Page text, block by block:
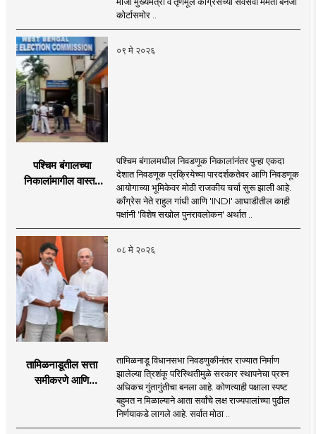
कोर्टासमोर ..
०९ मे २०२६
पश्चिम बंगालच्या
निकालांमागील वास्तव
पश्चिम बंगालमधील निवडणूक निकालांनंतर पुन्हा एकदा
देशात निवडणूक प्रक्रियेच्या पारदर्शकतेवर आणि निवडणूक
आयोगाच्या भूमिकेवर मोठी राजकीय चर्चा सुरू झाली आहे.
काँग्रेस नेते राहुल गांधी आणि 'INDI' आघाडीतील काही
पक्षांनी 'विशेष सखोल पुनरावलोकन' अर्थात ..
०८ मे २०२६
तामिळनाडूतील सत्ता
समीकरणे आणि
स्थापनेचा पेच आणि
तामिळनाडू विधानसभा निवडणुकीनंतर राज्यात निर्माण
झालेल्या त्रिशंकू परिस्थितीमुळे सरकार स्थापनेचा प्रश्न
अधिकच गुंतागुंतीचा बनला आहे. कोणत्याही पक्षाला स्पष्ट
बहुमत न मिळाल्याने आता सर्वांचे लक्ष राज्यपालांच्या पुढील
निर्णयाकडे लागले आहे. सर्वात मोठा ..